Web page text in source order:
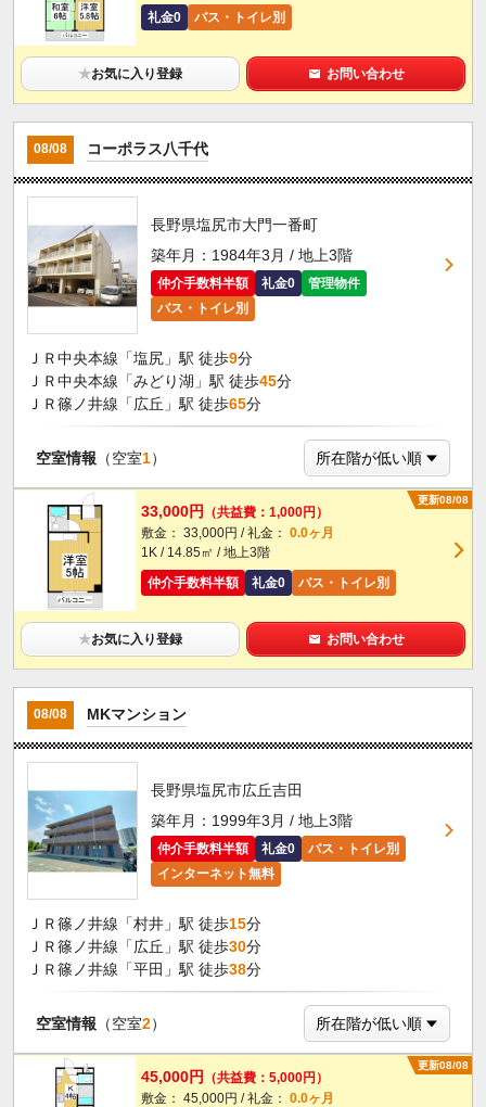
礼金0
バス・トイレ別
★お気に入り登録 お問い合わせ
08/08 コーポラス八千代
長野県塩尻市大門一番町
築年月：1984年3月 / 地上3階
仲介手数料半額 礼金0
管理物件
バス・トイレ別
ＪＲ中央本線「塩尻」駅 徒歩9分
ＪＲ中央本線「みどり湖」駅 徒歩45分
ＪＲ篠ノ井線「広丘」駅 徒歩65分
空室情報 （空室1）
更新08/08
33,000円
（共益費：1,000円）
敷金： 33,000円 / 礼金： 0.0ヶ月
1K / 14.85㎡ / 地上3階
仲介手数料半額
礼金0 バス・トイレ別
★お気に入り登録 お問い合わせ
08/08 MKマンション
長野県塩尻市広丘吉田
築年月：1999年3月 / 地上3階
仲介手数料半額 礼金0
バス・トイレ別
インターネット無料
ＪＲ篠ノ井線「村井」駅 徒歩15分
ＪＲ篠ノ井線「広丘」駅 徒歩30分
ＪＲ篠ノ井線「平田」駅 徒歩38分
空室情報 （空室2）
更新08/08
45,000円
（共益費：5,000円）
敷金： 45,000円 / 礼金： 0.0ヶ月